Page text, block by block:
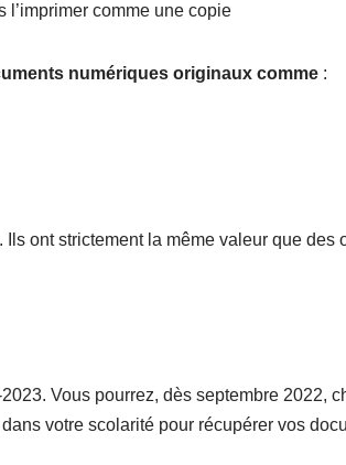
l’imprimer comme une copie
numériques originaux comme :
ont strictement la même valeur que
Vous pourrez, dès septembre 2022,
votre scolarité pour récupérer vos